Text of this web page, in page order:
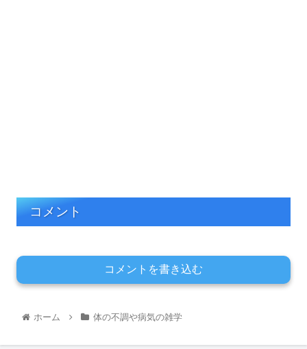
コメント
コメントを書き込む
ホーム 体の不調や病気の雑学